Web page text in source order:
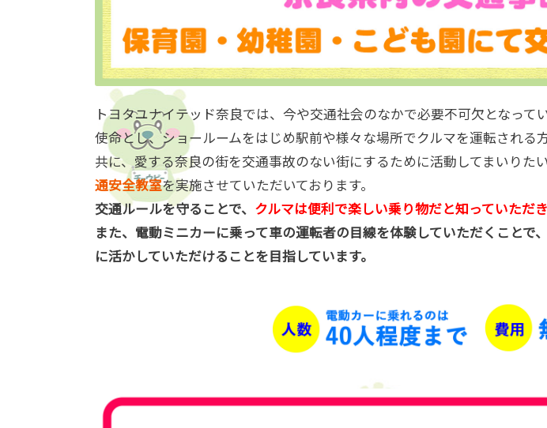
トヨタユナイテッド奈良では、今や交通社会のなかで必要不可欠となって
使命とし、ショールームをはじめ駅前や様々な場所でクルマを運転され
共に、愛する奈良の街を交通事故のない街にするために活動してまいりた
通安全教室を実施させていただいております。
交通ルールを守ることで、 クルマは便利で楽しい乗り物だと知っていただ
また、電動ミニカーに乗って車の運転者の目線を体験していただくこと
に活かしていただけることを目指しています。